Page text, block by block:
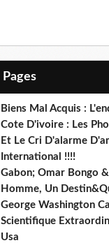
Pages
Biens Mal Acquis :
Cote D'ivoire : Les
Et Le Cri D'alarme
International !!!!
Gabon; Omar Bongo
Homme, Un
George Washington
Scientifique
Usa